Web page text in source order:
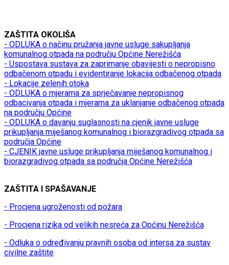
ZAŠTITA OKOLIŠA
- ODLUKA o načinu pružanja javne usluge sakupljanja
komunalnog otpada na području Općine Nerežišća
- Uspostava sustava za zaprimanje obavijesti o nepropisno
odbačenom otpadu i evidentiranje lokacija odbačenog otpada
- Lokacije zelenih otoka
- ODLUKA o mjerama za sprječavanje nepropisnog
odbacivanja otpada i mjerama za uklanjanje odbačenog otpada
na području Općine
- ODLUKA o davanju suglasnosti na cjenik javne usluge
prikupljanja miješanog komunalnog i biorazgradivog otpada sa
područja Općine
- CJENIK javne usluge prikupljanja miješanog komunalnog i
biorazgradivog otpada sa područja Općine Nerežišća
ZAŠTITA I SPAŠAVANJE
- Procjena ugroženosti od požara
- Procjena rizika od velikih nesreća za Općinu Nerežišća
- Odluka o određivanju pravnih osoba od intersa za sustav
civilne zaštite